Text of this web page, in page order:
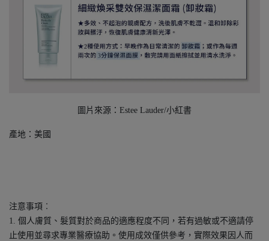
圖片來源：Estee Lauder/小紅書
產地：美國
注意事項︰
1. 個人膚質、髮質對於商品的適應程度不同，若有過敏或不適請停
止使用並尋求專業醫療協助。使用成效僅供參考，實際效果因人而